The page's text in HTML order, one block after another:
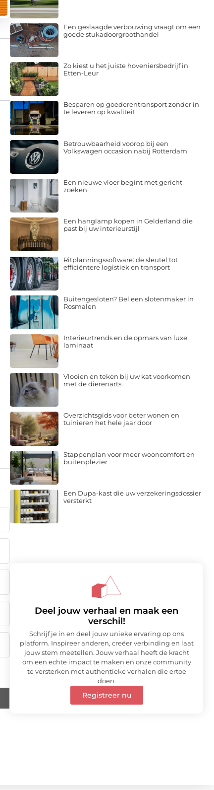
Een geslaagde verbouwing vraagt om een
goede stukadoorgroothandel
Zo kiest u het juiste hoveniersbedrijf in
Etten-Leur
Besparen op goederentransport zonder in
te leveren op kwaliteit
Betrouwbaarheid voorop bij een
Volkswagen occasion nabij Rotterdam
Een nieuwe vloer begint met gericht
zoeken
Een hanglamp kopen in Gelderland die
past bij uw interieurstijl
Ritplanningssoftware: de sleutel tot
efficiëntere logistiek en transport
Buitengesloten? Bel een slotenmaker in
Rosmalen
Interieurtrends en de opmars van luxe
laminaat
Vlooien en teken bij uw kat voorkomen
met de dierenarts
Overzichtsgids voor beter wonen en
tuinieren het hele jaar door
Stappenplan voor meer wooncomfort en
buitenplezier
Een Dupa-kast die uw verzekeringsdossier
versterkt
Deel jouw verhaal en maak een
verschil!
Schrijf je in en deel jouw unieke ervaring op ons
platform. Inspireer anderen, creëer verbinding en laat
jouw stem meetellen. Jouw verhaal heeft de kracht
om een echte impact te maken en onze community
te versterken met authentieke verhalen die ertoe
doen.
Registreer nu